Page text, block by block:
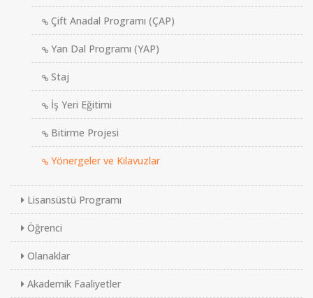
Çift Anadal Programı (ÇAP)
Yan Dal Programı (YAP)
Staj
İş Yeri Eğitimi
Bitirme Projesi
Yönergeler ve Kılavuzlar
Lisansüstü Programı
Öğrenci
Olanaklar
Akademik Faaliyetler